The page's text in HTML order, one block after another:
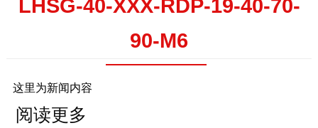
LHSG-40-XXX-RDP-19-40-70-
90-M6
这里为新闻内容
阅读更多